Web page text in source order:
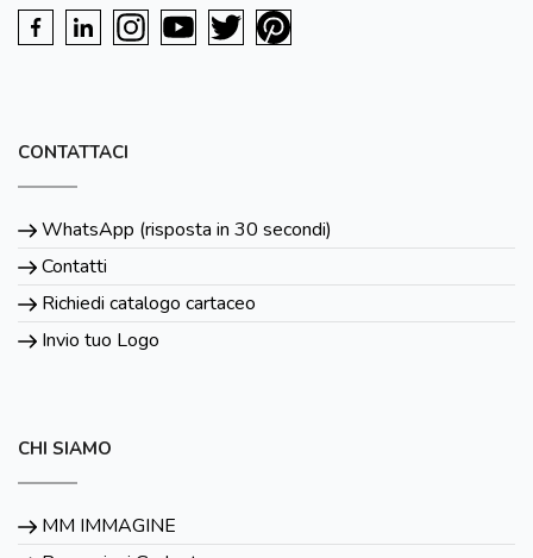
CONTATTACI
WhatsApp (risposta in 30 secondi)
Contatti
Richiedi catalogo cartaceo
Invio tuo Logo
CHI SIAMO
MM IMMAGINE